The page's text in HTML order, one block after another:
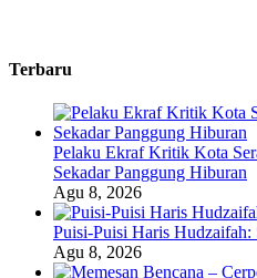
Terbaru
Pelaku Ekraf Kritik Kota
Sekadar Panggung Hiburan
Agu 8, 2026
Puisi-Puisi Haris Hudzaifah:
Agu 8, 2026